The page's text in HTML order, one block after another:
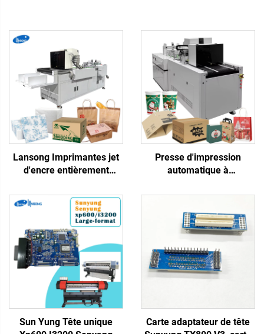
Lansong Imprimantes jet
d'encre entièrement
en tissu non tissé, carton
ondulé, papier kraft,
mouchoirs, gobelets,
ventilateur
Presse d'impression
automatique à
pour gobelet en papier,
boîte à pizza, mouchoir,
papier kraft
Sun Yung Tête unique
Carte adaptateur de tête